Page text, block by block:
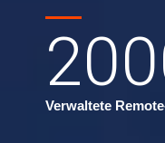
Verwaltete